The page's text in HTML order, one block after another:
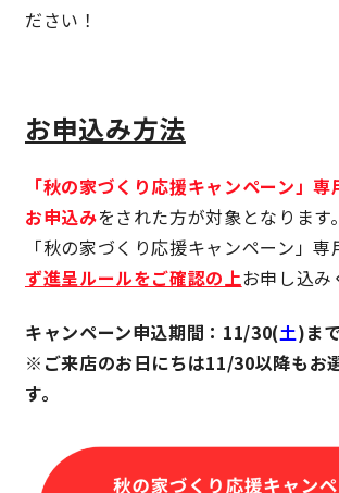
Groovin’
nattoku住宅25周年記念モデル
Blue Style
ださい！
お申込み方法
「秋の家づくり応援キャンペーン」専
お申込みをされた方が対象となります。
「秋の家づくり応援キャンペーン」専
ず進呈ルールをご確認の上お申し込み
キャンペーン申込期間：11/30(土)まで
※ご来店のお日にちは11/30以降もお
す。